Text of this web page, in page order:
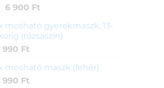
Original
was:
6
990 Ft.
6 900 FtCurrent
is:
6
mosható gyerekmaszk, 13-
(rózsaszín)
Original
was:
1
990 FtCurrent
is:
990 Ft.
mosható maszk (fehér)
Original
990 FtCurrent